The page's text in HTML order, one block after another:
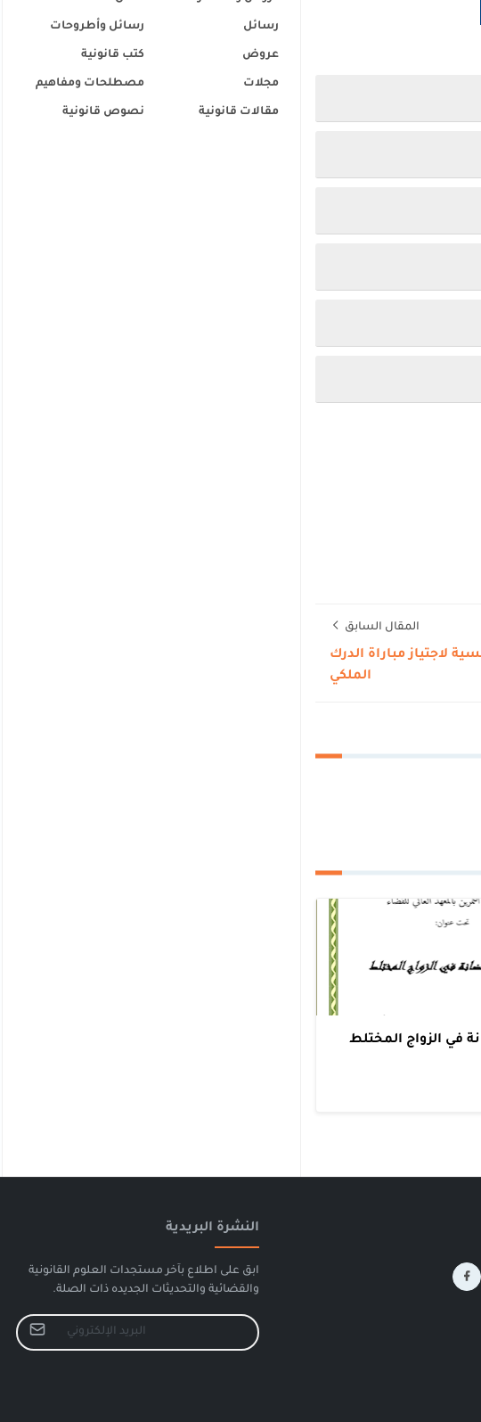
المقال السابق
لاجتياز مباراة الدرك
الملكي
في الزواج المختلط
رسائل رسائل وأطروحات
عروض كتب قانونية
مجلات مصطلحات ومفاهيم
مقالات قانونية نصوص قانونية
النشرة البريدية
ابق على اطلاع بآخر مستجدات العلوم القانونية
والقضائية والتحديثات الجديده ذات الصلة.